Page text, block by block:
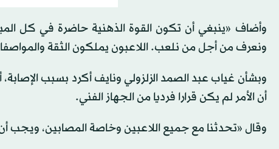
وأضاف «ينبغي أن تكون القوة الذهنية حاضرة في كل
ونعرف من أجل من نلعب. اللاعبون يملكون الثقة
وبشأن غياب عبد الصمد الزلزولي ونايف أكرد بسبب
أن الأمر لم يكن قرارا فرديا من الجهاز الفني.
وقال «تحدثنا مع جميع اللاعبين وخاصة المصابين، ويجب أن نكون صادقين